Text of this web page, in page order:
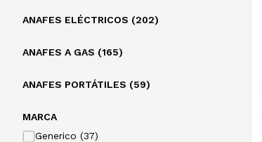
ANAFES ELÉCTRICOS (202)
ANAFES A GAS (165)
ANAFES PORTÁTILES (59)
MARCA
Generico (37)